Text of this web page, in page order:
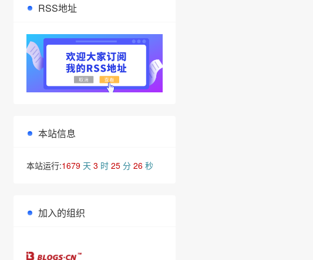
RSS地址
本站信息
本站运行:1679天 3 时 25分 26秒
加入的组织